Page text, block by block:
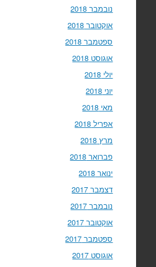
נובמבר 2018
אוקטובר 2018
ספטמבר 2018
אוגוסט 2018
יולי 2018
יוני 2018
מאי 2018
אפריל 2018
מרץ 2018
פברואר 2018
ינואר 2018
דצמבר 2017
נובמבר 2017
אוקטובר 2017
ספטמבר 2017
אוגוסט 2017